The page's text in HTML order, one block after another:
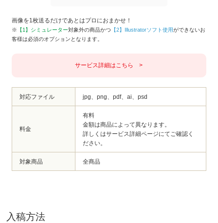
画像を1枚送るだけであとはプロにおまかせ！
※ 【1】シミュレーター対象外の商品かつ 【2】Illustratorソフト使用ができないお
客様は必須のオプションとなります。
サービス詳細はこちら >
対応ファイル jpg、png、pdf、ai、psd
料金
有料
金額は商品によって異なります。
詳しくはサービス詳細ページにてご確認く
ださい。
対象商品 全商品
入稿方法